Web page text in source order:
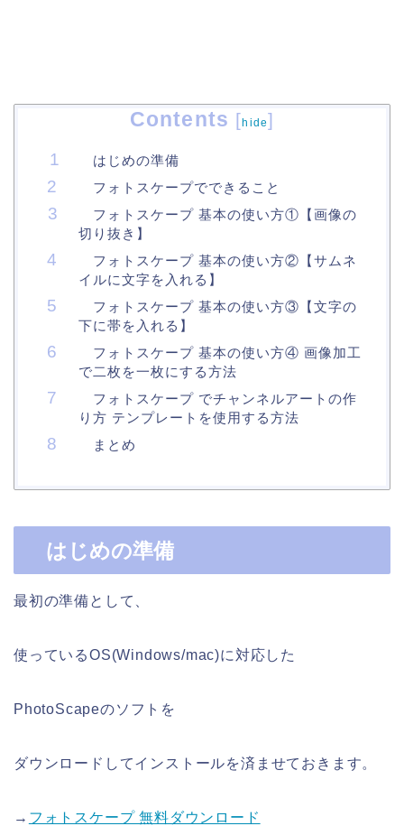
Contents [hide]
はじめの準備
フォトスケープでできること
フォトスケープ 基本の使い方①【画像の
切り抜き】
フォトスケープ 基本の使い方②【サムネ
イルに文字を入れる】
フォトスケープ 基本の使い方③【文字の
下に帯を入れる】
フォトスケープ 基本の使い方④ 画像加工
で二枚を一枚にする方法
フォトスケープ でチャンネルアートの作
り方 テンプレートを使用する方法
まとめ
はじめの準備
最初の準備として、
使っているOS(Windows/mac)に対応した
PhotoScapeのソフトを
ダウンロードしてインストールを済ませておきます。
→ フォトスケープ 無料ダウンロード